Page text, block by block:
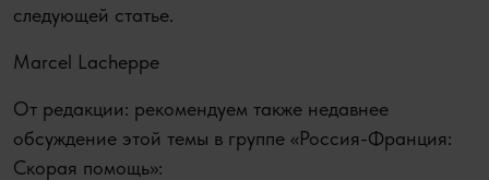
следующей статье.
Marcel Lacheppe
От редакции: рекомендуем также недавнее
обсуждение этой темы в группе «Россия-Франция:
Скорая помощь»: